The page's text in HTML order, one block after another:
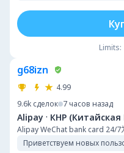
Limits:
g68izn
4.99
9.6k сделок 7 часов назад
Alipay · КНР
Alipay WeChat bank card 24/7
Приветствуем новых